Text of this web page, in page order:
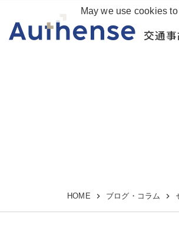
交通
HOME ブログ・コラム
May we use cookies